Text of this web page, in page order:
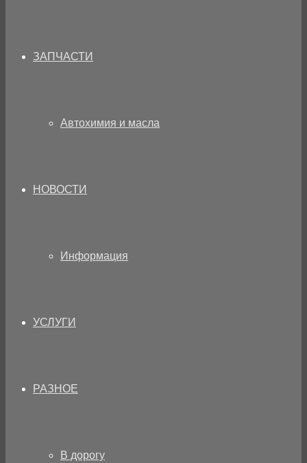
ЗАПЧАСТИ
Автохимия и масла
НОВОСТИ
Информация
УСЛУГИ
РАЗНОЕ
В дорогу